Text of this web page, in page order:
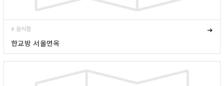
# 음식점
➜
한교방 서울면옥